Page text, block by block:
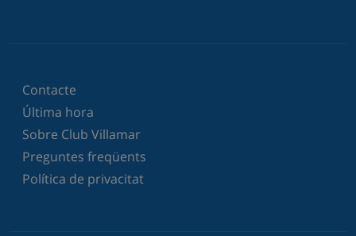
Contacte
Última hora
Sobre Club Villamar
Preguntes freqüents
Política de privacitat